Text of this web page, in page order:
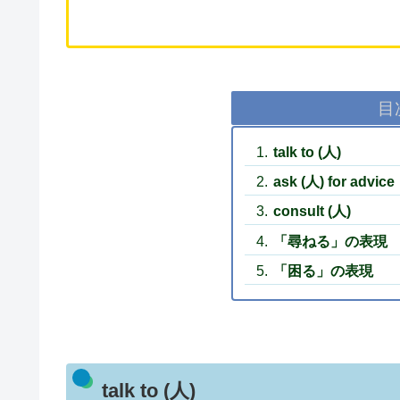
目
talk to (人)
ask (人) for advice
consult (人)
「尋ねる」の表現
「困る」の表現
talk to (人)